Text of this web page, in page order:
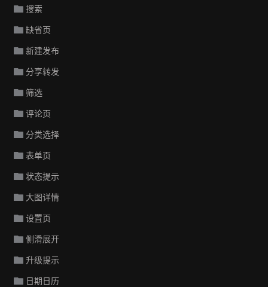
搜索
缺省页
新建发布
分享转发
筛选
评论页
分类选择
表单页
状态提示
大图详情
设置页
侧滑展开
升级提示
日期日历